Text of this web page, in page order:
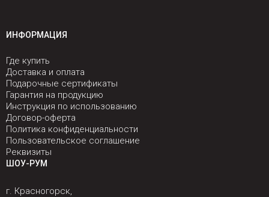
ИНФОРМАЦИЯ
Где купить
Доставка и оплата
Подарочные сертификаты
Гарантия на продукцию
Инструкция по использованию
Договор-оферта
Политика конфиденциальности
Пользовательское соглашение
Реквизиты
ШОУ-РУМ
г. Красногорск,